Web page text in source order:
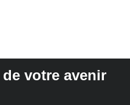
votre avenir